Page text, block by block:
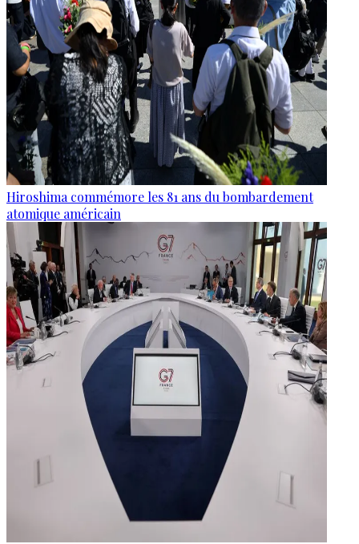
Hiroshima commémore les 81 ans du bombardement
atomique américain